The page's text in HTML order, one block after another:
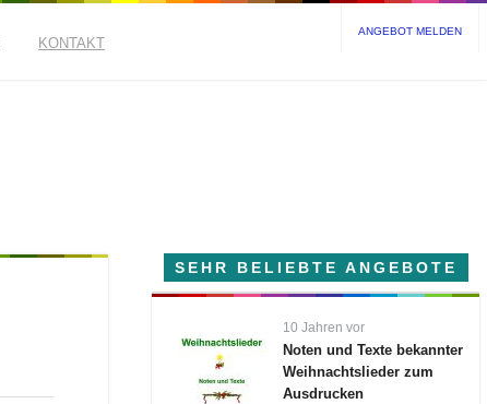
KONTAKT
ANGEBOT MELDEN
SEHR BELIEBTE ANGEBOTE
10 Jahren vor
Noten und Texte bekannter
Weihnachtslieder zum
Ausdrucken